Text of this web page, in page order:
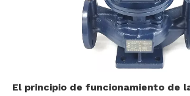
El principio de funcionamiento de